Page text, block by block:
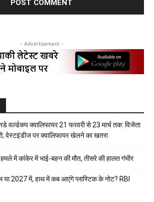
- Advertisement -
वर्ल्डकप क्वालिफायर 21 फरवरी से 23 मार्च तक: विजेता
वेस्टइंडीज पर क्वालिफायर खेलने का खतरा
में कांकेर में भाई-बहन की मौत, तीसरे की हालत गंभीर
या 2027 में, हाथ में कब आएंगे प्लास्टिक के नोट? RBI